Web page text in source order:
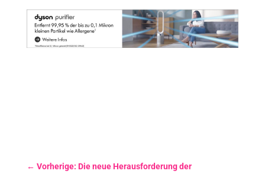
← Vorherige: Die neue Herausforderung der